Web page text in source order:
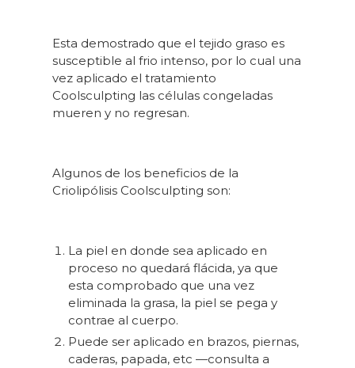
Esta demostrado que el tejido graso es
susceptible al frio intenso, por lo cual una
vez aplicado el tratamiento
Coolsculpting las células congeladas
mueren y no regresan.
Algunos de los beneficios de la
Criolipólisis Coolsculpting son:
La piel en donde sea aplicado en
proceso no quedará flácida, ya que
esta comprobado que una vez
eliminada la grasa, la piel se pega y
contrae al cuerpo.
Puede ser aplicado en brazos, piernas,
caderas, papada, etc —consulta a